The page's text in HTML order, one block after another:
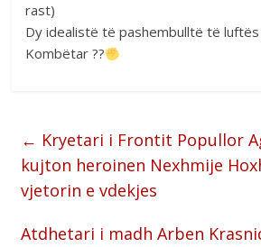
rast)
Dy idealistë të pashembulltë të
Kombëtar ??
← Kryetari i Frontit Popullor
kujton heroinen Nexhmije
vjetorin e vdekjes
Atdhetari i madh Arben